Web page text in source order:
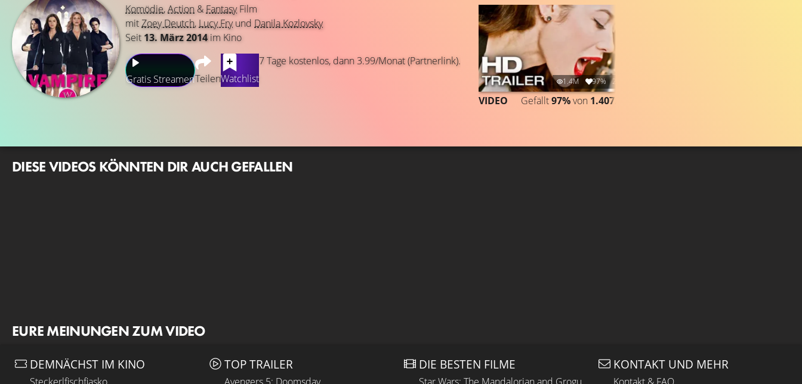
Komödie,Action & FantasyFilm
mitZoey Deutch, Lucy Fryund Danila Kozlovsky
Seit 13. März 2014im Kino
Gratis StreamenTeilenWatchlist
7 Tage kostenlos, dann 3.99/Monat (Partnerlink).
1.4M 97% 2:16
VIDEO Gefällt97%von 1.407.506
DIESE VIDEOS KÖNNTEN DIR AUCH GEFALLEN
EURE MEINUNGEN ZUM VIDEO
DEMNÄCHST IM KINO TOP TRAILER DIE BESTEN FILME KONTAKT UND MEHR